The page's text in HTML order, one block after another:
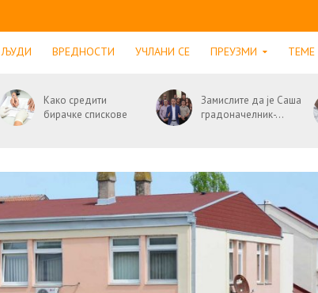
ЉУДИ ВРЕДНОСТИ УЧЛАНИ СЕ ПРЕУЗМИ ТЕМЕ
Како средити
бирачке спискове
Замислите да је Саша
градоначелник-...